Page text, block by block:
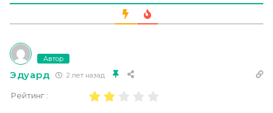
Автор
Эдуард 2 лет назад
Рейтинг :